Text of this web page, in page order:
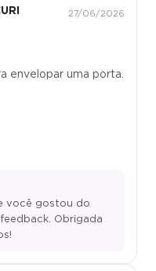
27/06/2026
envelopar uma porta.
você gostou do
Obrigada